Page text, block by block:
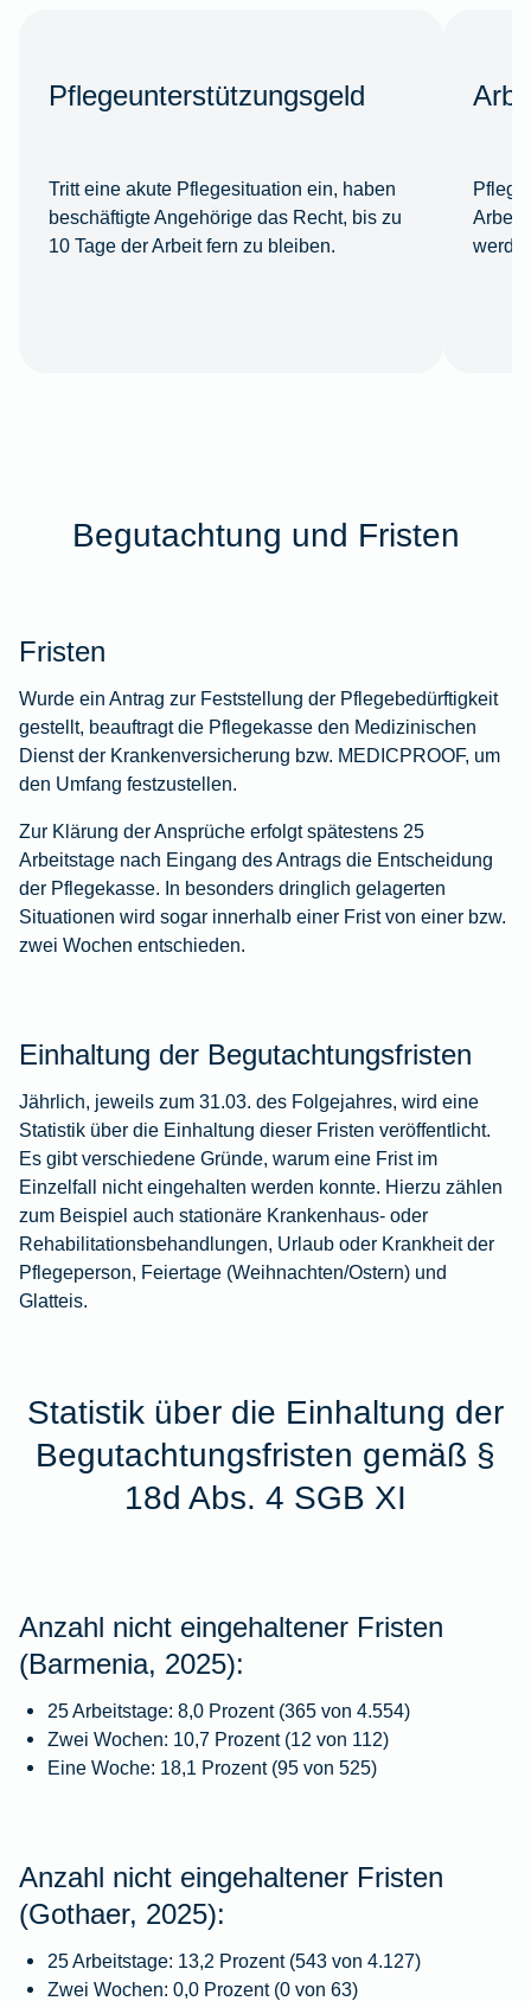
Pflegeunterstützungsgeld
Tritt eine akute Pflegesituation ein, haben
beschäftigte Angehörige das Recht, bis zu
10 Tage der Arbeit fern zu bleiben.
Begutachtung und Fristen
Fristen
Wurde ein Antrag zur Feststellung der Pflegebedürftigkeit
gestellt, beauftragt die Pflegekasse den Medizinischen
Dienst der Krankenversicherung bzw. MEDICPROOF, um
den Umfang festzustellen.
Zur Klärung der Ansprüche erfolgt spätestens 25
Arbeitstage nach Eingang des Antrags die Entscheidung
der Pflegekasse. In besonders dringlich gelagerten
Situationen wird sogar innerhalb einer Frist von einer bzw.
zwei Wochen entschieden.
Einhaltung der Begutachtungsfristen
Jährlich, jeweils zum 31.03. des Folgejahres, wird eine
Statistik über die Einhaltung dieser Fristen veröffentlicht.
Es gibt verschiedene Gründe, warum eine Frist im
Einzelfall nicht eingehalten werden konnte. Hierzu zählen
zum Beispiel auch stationäre Krankenhaus- oder
Rehabilitationsbehandlungen, Urlaub oder Krankheit der
Pflegeperson, Feiertage (Weihnachten/Ostern) und
Glatteis.
Statistik über die Einhaltung der
Begutachtungsfristen gemäß §
18d Abs. 4 SGB XI
Anzahl nicht eingehaltener Fristen
(Barmenia, 2025):
25 Arbeitstage: 8,0 Prozent (365 von 4.554)
Zwei Wochen: 10,7 Prozent (12 von 112)
Eine Woche: 18,1 Prozent (95 von 525)
Anzahl nicht eingehaltener Fristen
(Gothaer, 2025):
25 Arbeitstage: 13,2 Prozent (543 von 4.127)
Zwei Wochen: 0,0 Prozent (0 von 63)